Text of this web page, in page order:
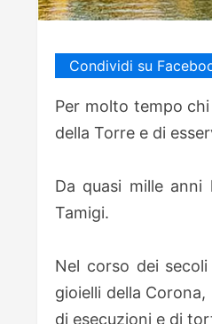
Condividi su
Per molto tempo
della Torre e di
Da quasi mille
Tamigi.
Nel corso dei
gioielli della
di esecuzioni e di